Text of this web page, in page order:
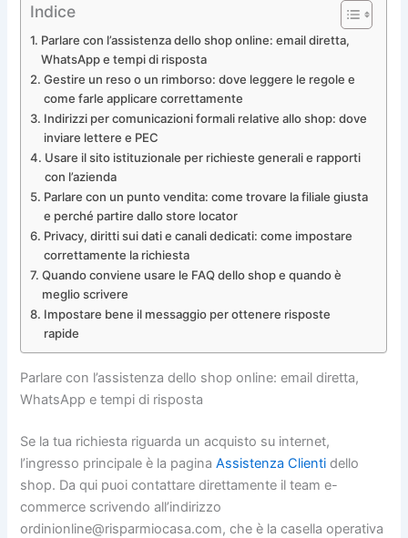
Indice
Parlare con l’assistenza dello shop online: email diretta,
WhatsApp e tempi di risposta
Gestire un reso o un rimborso: dove leggere le regole e
come farle applicare correttamente
Indirizzi per comunicazioni formali relative allo shop: dove
inviare lettere e PEC
Usare il sito istituzionale per richieste generali e rapporti
con l’azienda
Parlare con un punto vendita: come trovare la filiale giusta
e perché partire dallo store locator
Privacy, diritti sui dati e canali dedicati: come impostare
correttamente la richiesta
Quando conviene usare le FAQ dello shop e quando è
meglio scrivere
Impostare bene il messaggio per ottenere risposte
rapide
Parlare con l’assistenza dello shop online: email diretta,
WhatsApp e tempi di risposta
Se la tua richiesta riguarda un acquisto su internet,
l’ingresso principale è la paginaAssistenza Clienti dello
shop. Da qui puoi contattare direttamente il team e-
commerce scrivendo all’indirizzo
ordinionline@risparmiocasa.com, che è la casella operativa